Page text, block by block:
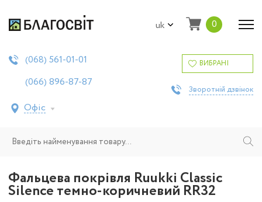
uk 0
(068) 561-01-01
(066) 896-87-87
Офіс
ВИБРАНІ
Зворотній дзвінок
Фальцева покрівля Ruukki Classic
Silence темно-коричневий RR32